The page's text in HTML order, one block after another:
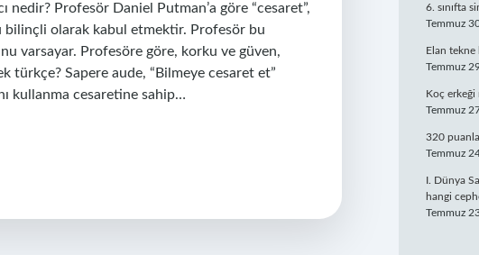
nedir? Profesör Daniel Putman’a göre “cesaret”,
bilinçli olarak kabul etmektir. Profesör bu
varsayar. Profesöre göre, korku ve güven,
türkçe? Sapere aude, “Bilmeye cesaret et”
kullanma cesaretine sahip…
6. sınıfta
Temmuz
Elan tekne
Temmuz
Koç erkeği
Temmuz
320 puanla
Temmuz
I. Dünya
hangi
Temmuz